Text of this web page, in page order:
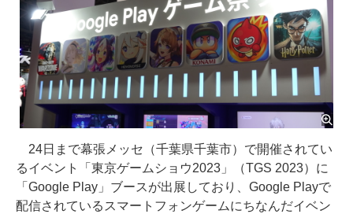
24日まで幕張メッセ（千葉県千葉市）で開催されてい
るイベント「東京ゲームショウ2023」（TGS 2023）に
「Google Play」ブースが出展しており、Google Playで
配信されているスマートフォンゲームにちなんだイベン